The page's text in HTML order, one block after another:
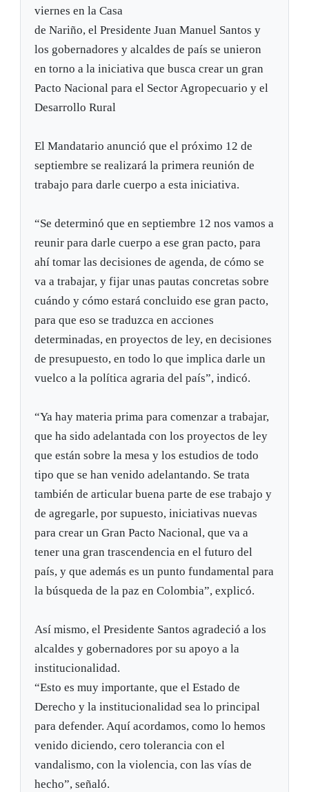
viernes en la Casa
de Nariño, el Presidente Juan Manuel Santos y
los gobernadores y alcaldes de país se unieron
en torno a la iniciativa que busca crear un gran
Pacto Nacional para el Sector Agropecuario y el
Desarrollo Rural
El Mandatario anunció que el próximo 12 de
septiembre se realizará la primera reunión de
trabajo para darle cuerpo a esta iniciativa.
“Se determinó que en septiembre 12 nos vamos a
reunir para darle cuerpo a ese gran pacto, para
ahí tomar las decisiones de agenda, de cómo se
va a trabajar, y fijar unas pautas concretas sobre
cuándo y cómo estará concluido ese gran pacto,
para que eso se traduzca en acciones
determinadas, en proyectos de ley, en decisiones
de presupuesto, en todo lo que implica darle un
vuelco a la política agraria del país”, indicó.
“Ya hay materia prima para comenzar a trabajar,
que ha sido adelantada con los proyectos de ley
que están sobre la mesa y los estudios de todo
tipo que se han venido adelantando. Se trata
también de articular buena parte de ese trabajo y
de agregarle, por supuesto, iniciativas nuevas
para crear un Gran Pacto Nacional, que va a
tener una gran trascendencia en el futuro del
país, y que además es un punto fundamental para
la búsqueda de la paz en Colombia”, explicó.
Así mismo, el Presidente Santos agradeció a los
alcaldes y gobernadores por su apoyo a la
institucionalidad.
“Esto es muy importante, que el Estado de
Derecho y la institucionalidad sea lo principal
para defender. Aquí acordamos, como lo hemos
venido diciendo, cero tolerancia con el
vandalismo, con la violencia, con las vías de
hecho”, señaló.